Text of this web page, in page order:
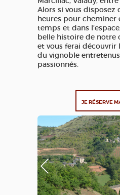
Alors si vous disposez
heures pour cheminer
temps et dans
belle histoire de notre
et vous ferai découvrir
du vignoble
passionnés.
JE RÉSERVE